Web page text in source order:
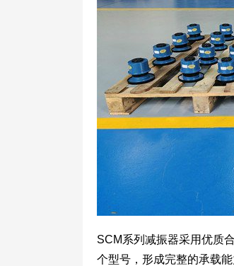
SCM系列减振器采用优质
个型号，形成完整的承载